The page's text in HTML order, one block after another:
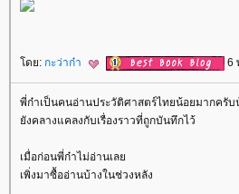
ดย: กะว่าก๋า 6
พี่ก๋าเป็นคนอ่านประวัติศาสตร์ไทยน้อยมากครับ
ังคลางแคลงกับเรื่องราวที่ถูกบันทึกไว้
เมื่อก่อนพี่ก๋าไม่อ่านเล
เพิ่งมาซื้ออ่านบ้างในช่วงหลัง